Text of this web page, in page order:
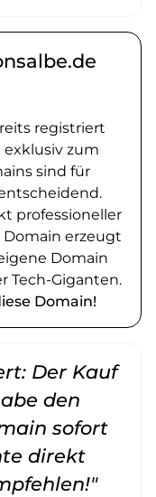
registriert
exklusiv zum
sind für
professioneller
erzeugt
Domain
Tech-Giganten.
Domain!
Der Kauf
den
sofort
direkt